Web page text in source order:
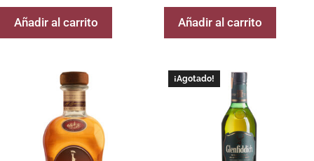
Añadir al carrito Añadir al carrito
¡Agotado!